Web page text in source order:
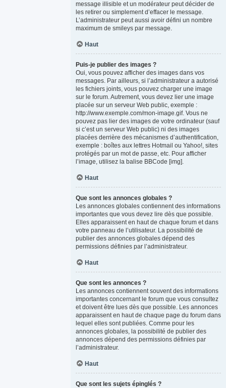
message illisible et un modérateur peut décider de
les retirer ou simplement d’effacer le message.
L’administrateur peut aussi avoir défini un nombre
maximum de smileys par message.
Haut
Puis-je publier des images ?
Oui, vous pouvez afficher des images dans vos
messages. Par ailleurs, si l’administrateur a autorisé
les fichiers joints, vous pouvez charger une image
sur le forum. Autrement, vous devez lier une image
placée sur un serveur Web public, exemple :
http://www.exemple.com/mon-image.gif. Vous ne
pouvez pas lier des images de votre ordinateur (sauf
si c’est un serveur Web public) ni des images
placées derrière des mécanismes d’authentification,
exemple : boîtes aux lettres Hotmail ou Yahoo!, sites
protégés par un mot de passe, etc. Pour afficher
l’image, utilisez la balise BBCode [img].
Haut
Que sont les annonces globales ?
Les annonces globales contiennent des informations
importantes que vous devez lire dès que possible.
Elles apparaissent en haut de chaque forum et dans
votre panneau de l’utilisateur. La possibilité de
publier des annonces globales dépend des
permissions définies par l’administrateur.
Haut
Que sont les annonces ?
Les annonces contiennent souvent des informations
importantes concernant le forum que vous consultez
et doivent être lues dès que possible. Les annonces
apparaissent en haut de chaque page du forum dans
lequel elles sont publiées. Comme pour les
annonces globales, la possibilité de publier des
annonces dépend des permissions définies par
l’administrateur.
Haut
Que sont les sujets épinglés ?